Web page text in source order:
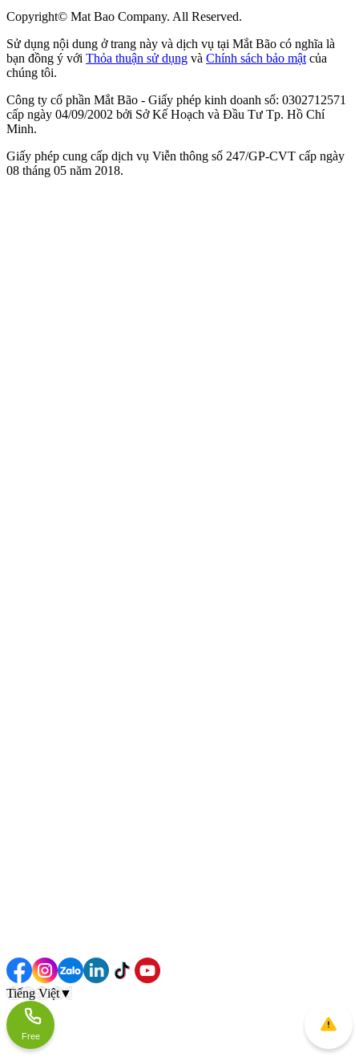
Copyright© Mat Bao Company. All Reserved.
Sử dụng nội dung ở trang này và dịch vụ tại Mắt Bão có nghĩa là
bạn đồng ý với Thỏa thuận sử dụng và Chính sách bảo mật của
chúng tôi.
Công ty cổ phần Mắt Bão - Giấy phép kinh doanh số: 0302712571
cấp ngày 04/09/2002 bởi Sở Kế Hoạch và Đầu Tư Tp. Hồ Chí
Minh.
Giấy phép cung cấp dịch vụ Viễn thông số 247/GP-CVT cấp ngày
08 tháng 05 năm 2018.
Tiếng Việt▼
Free